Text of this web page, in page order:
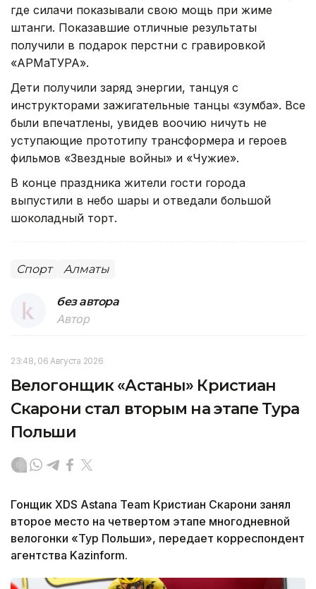
где силачи показывали свою мощь при жиме
штанги. Показавшие отличные результаты
получили в подарок перстни с гравировкой
«АРМаТУРА».
Дети получили заряд энергии, танцуя с
инструкторами зажигательные танцы «зумба». Все
были впечатлены, увидев воочию ничуть не
уступающие прототипу трансформера и героев
фильмов «Звездные войны» и «Чужие».
В конце праздника жители гости города
выпустили в небо шары и отведали большой
шоколадный торт.
Спорт Алматы
без автора
Автор
23:48, 06 Августа 2026
Велогонщик «Астаны» Кристиан
Скарони стал вторым на этапе Тура
Польши
Гонщик XDS Astana Team Кристиан Скарони занял
второе место на четвертом этапе многодневной
велогонки «Тур Польши», передает корреспондент
агентства Kazinform.